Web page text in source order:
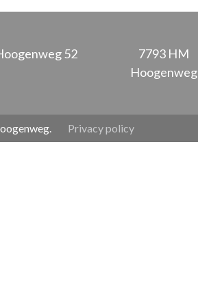
52
7793 HM
Hoogenweg
Privacy policy